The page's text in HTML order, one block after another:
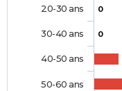
0
0
20-30 ans
30-40 ans
40-50 ans
50-60 ans